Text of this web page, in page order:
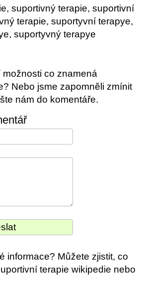
suportivný terapie, suportivní
terapie, suportyvní terapye,
suportyvný terapye
co znamená
Nebo jsme zapomněli zmínit
nám do komentáře.
informace? Můžete zjistit, co
terapie wikipedie nebo